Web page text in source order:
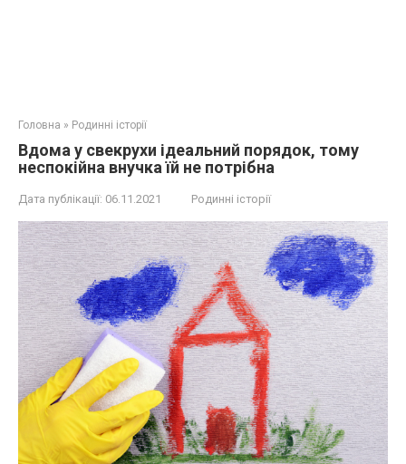
Головна » Родинні історії
Вдома у свекрухи ідеальний порядок, тому
неспокійна внучка їй не потрібна
Дата публікації: 06.11.2021 Родинні історії